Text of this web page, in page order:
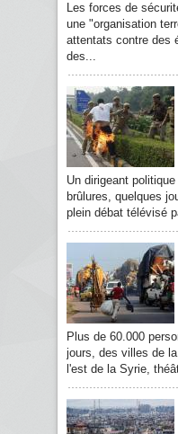
Les forces de
une "organisation
attentats contre des
des...
Un dirigeant
brûlures, quelques
plein débat télévisé
Plus de 60.000
jours, des villes de
l'est de la Syrie,